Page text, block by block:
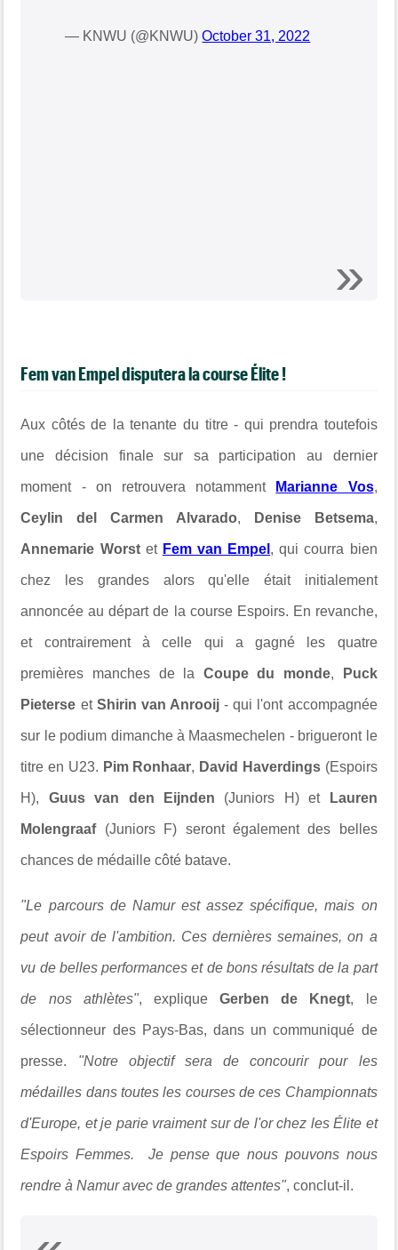
— KNWU (@KNWU)October 31, 2022
Fem van Empel disputera la course Élite !
Aux côtés de la tenante du titre - qui prendra toutefois
une décision finale sur sa participation au dernier
moment - on retrouvera notamment Marianne Vos,
Ceylin del Carmen Alvarado, Denise Betsema,
Annemarie Worstet Fem van Empel , qui courra bien
chez les grandes alors qu'elle était initialement
annoncée au départ de la course Espoirs. En revanche,
et contrairement à celle qui a gagné les quatre
premières manches de la Coupe du monde, Puck
Pieterse et Shirin van Anrooij - qui l'ont accompagnée
sur le podium dimanche à Maasmechelen - brigueront le
titre en U23. Pim Ronhaar, David Haverdings(Espoirs
H), Guus van den Eijnden (Juniors H) et Lauren
Molengraaf(Juniors F) seront également des belles
chances de médaille côté batave.
"Le parcours de Namur est assez spécifique, mais on
peut avoir de l'ambition. Ces dernières semaines, on a
vu de belles performances et de bons résultats de la part
de nos athlètes", expliqueGerben de Knegt, le
sélectionneur des Pays-Bas, dans un communiqué de
presse. "Notre objectif sera de concourir pour les
médailles dans toutes les courses de ces Championnats
d'Europe, et je parie vraiment sur de l'or chez les Élite et
Espoirs Femmes. Je pense que nous pouvons nous
rendre à Namur avec de grandes attentes", conclut-il.